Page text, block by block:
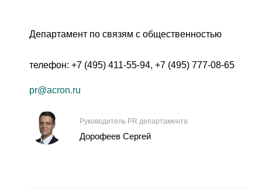
Департамент по связям с общественностью
телефон: +7 (495) 411-55-94, +7 (495) 777-08-65
pr@acron.ru
Руководитель PR департамента
Дорофеев Сергей